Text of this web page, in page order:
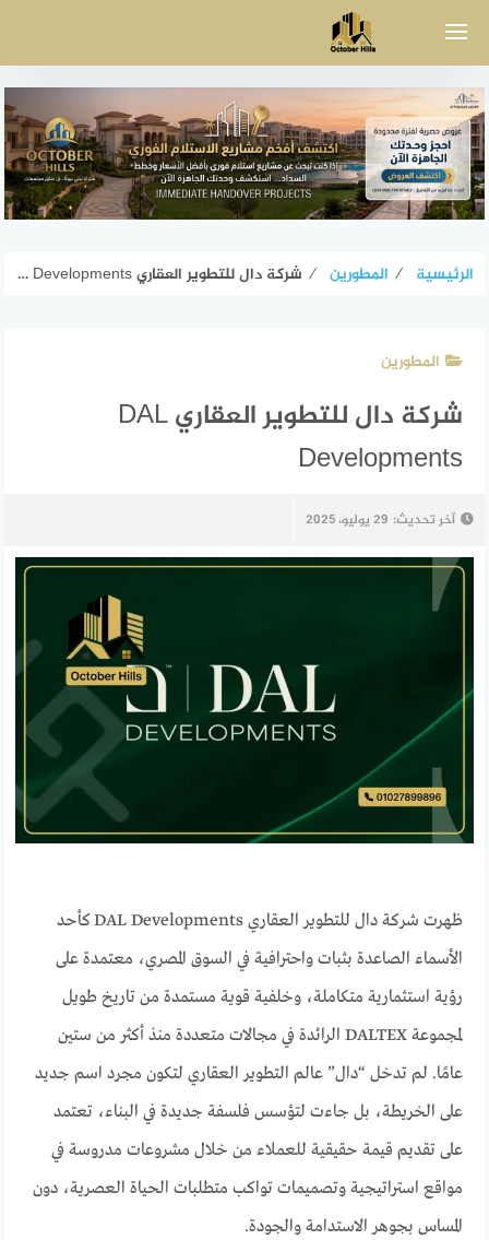
الرئيسية ⁄ المطورين ⁄ شركة دال للتطوير العقاري DAL Developments
المطورين
شركة دال للتطوير العقاري DAL
Developments
آخر تحديث: 29 يوليو، 2025
ظهرت شركة دال للتطوير العقاري DAL Developments كأحد
الأسماء الصاعدة بثبات واحترافية في السوق المصري، معتمدة على
رؤية استثمارية متكاملة، وخلفية قوية مستمدة من تاريخ طويل
لمجموعة DALTEX الرائدة في مجالات متعددة منذ أكثر من ستين
عامًا. لم تدخل “دال” عالم التطوير العقاري لتكون مجرد اسم جديد
على الخريطة، بل جاءت لتؤسس فلسفة جديدة في البناء، تعتمد
على تقديم قيمة حقيقية للعملاء من خلال مشروعات مدروسة في
مواقع استراتيجية وتصميمات تواكب متطلبات الحياة العصرية، دون
المساس بجوهر الاستدامة والجودة.